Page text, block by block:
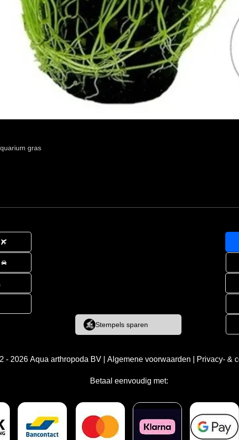
gras
Stempels sparen
- 2026 Aqua arthropoda BV Algemene voorwaarden Privacy- &
Betaal eenvoudig met: